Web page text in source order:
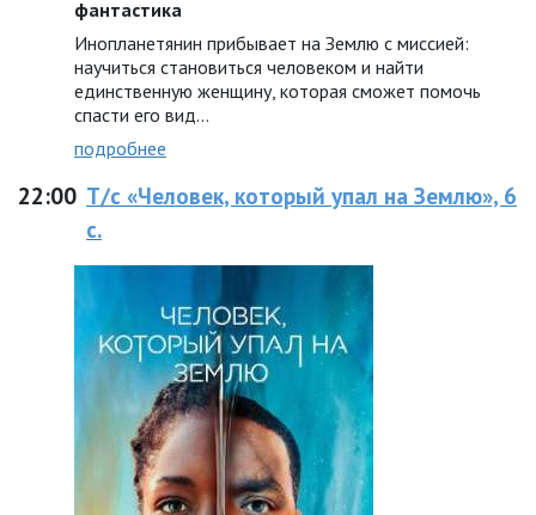
фантастика
Инопланетянин прибывает на Землю с миссией:
научиться становиться человеком и найти
единственную женщину, которая сможет помочь
спасти его вид...
подробнее
22:00 Т/с «Человек, который упал на Землю», 6
с.